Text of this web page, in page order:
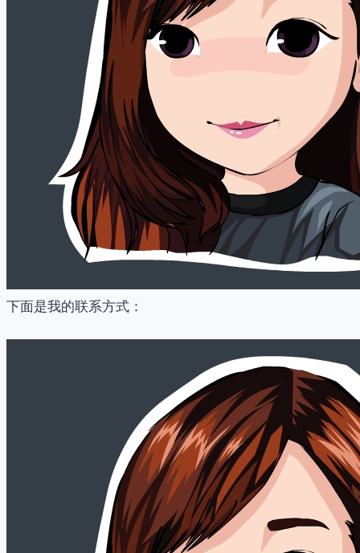
下面是我的联系方式：